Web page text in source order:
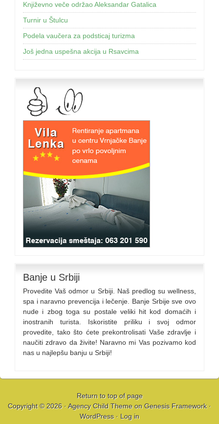
Književno veče održao Aleksandar Gatalica
Turnir u Štulcu
Podela vaučera za podsticaj turizma
Još jednа uspešnа аkcijа u Rsаvcimа
Banje u Srbiji
Provedite Vaš odmor u Srbiji. Naš predlog su wellness,
spa i naravno prevencija i lečenje. Banje Srbije sve ovo
nude i zbog toga su postale veliki hit kod domaćih i
inostranih turista. Iskoristite priliku i svoj odmor
provedite, tako što ćete prekontrolisati Vaše zdravlje i
naučiti zdravo da živite! Naravno mi Vas pozivamo kod
nas u najlepšu banju u Srbiji!
Return to top of page
Copyright © 2026 · Agency Child Theme on Genesis Framework·
WordPress· Log in